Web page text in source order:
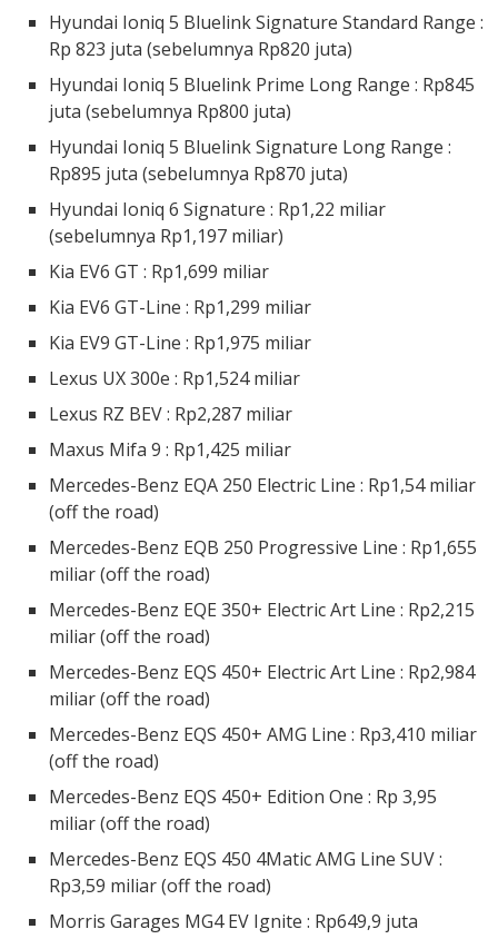
Hyundai Ioniq 5 Bluelink Signature Standard Range :
Rp 823 juta (sebelumnya Rp820 juta)
Hyundai Ioniq 5 Bluelink Prime Long Range : Rp845
juta (sebelumnya Rp800 juta)
Hyundai Ioniq 5 Bluelink Signature Long Range :
Rp895 juta (sebelumnya Rp870 juta)
Hyundai Ioniq 6 Signature : Rp1,22 miliar
(sebelumnya Rp1,197 miliar)
Kia EV6 GT : Rp1,699 miliar
Kia EV6 GT-Line : Rp1,299 miliar
Kia EV9 GT-Line : Rp1,975 miliar
Lexus UX 300e : Rp1,524 miliar
Lexus RZ BEV : Rp2,287 miliar
Maxus Mifa 9 : Rp1,425 miliar
Mercedes-Benz EQA 250 Electric Line : Rp1,54 miliar
(off the road)
Mercedes-Benz EQB 250 Progressive Line : Rp1,655
miliar (off the road)
Mercedes-Benz EQE 350+ Electric Art Line : Rp2,215
miliar (off the road)
Mercedes-Benz EQS 450+ Electric Art Line : Rp2,984
miliar (off the road)
Mercedes-Benz EQS 450+ AMG Line : Rp3,410 miliar
(off the road)
Mercedes-Benz EQS 450+ Edition One : Rp 3,95
miliar (off the road)
Mercedes-Benz EQS 450 4Matic AMG Line SUV :
Rp3,59 miliar (off the road)
Morris Garages MG4 EV Ignite : Rp649,9 juta